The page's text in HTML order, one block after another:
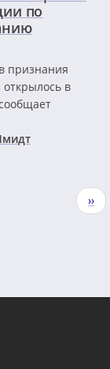
по
признания
в
››